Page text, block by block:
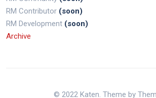
RM Contributor (soon)
RM Development (soon)
Archive
© 2022 Katen. Theme by